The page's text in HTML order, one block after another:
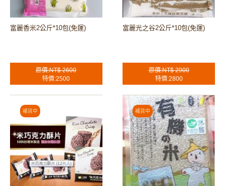
富麗香米2公斤*10包(免運)
原價:NT$ 2600
特價:2500
富麗光之谷2公斤*10包(免運)
原價:NT$ 2900
特價:2800